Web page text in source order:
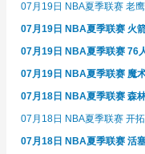
07月19日 NBA夏季联赛 老
07月19日 NBA夏季联赛 火
07月19日 NBA夏季联赛 76
07月19日 NBA夏季联赛 魔
07月18日 NBA夏季联赛 森
07月18日 NBA夏季联赛 开
07月18日 NBA夏季联赛 活